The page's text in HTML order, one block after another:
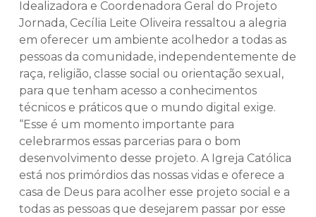
Idealizadora e Coordenadora Geral do Projeto
Jornada, Cecília Leite Oliveira ressaltou a alegria
em oferecer um ambiente acolhedor a todas as
pessoas da comunidade, independentemente de
raça, religião, classe social ou orientação sexual,
para que tenham acesso a conhecimentos
técnicos e práticos que o mundo digital exige.
“Esse é um momento importante para
celebrarmos essas parcerias para o bom
desenvolvimento desse projeto. A Igreja Católica
está nos primórdios das nossas vidas e oferece a
casa de Deus para acolher esse projeto social e a
todas as pessoas que desejarem passar por esse